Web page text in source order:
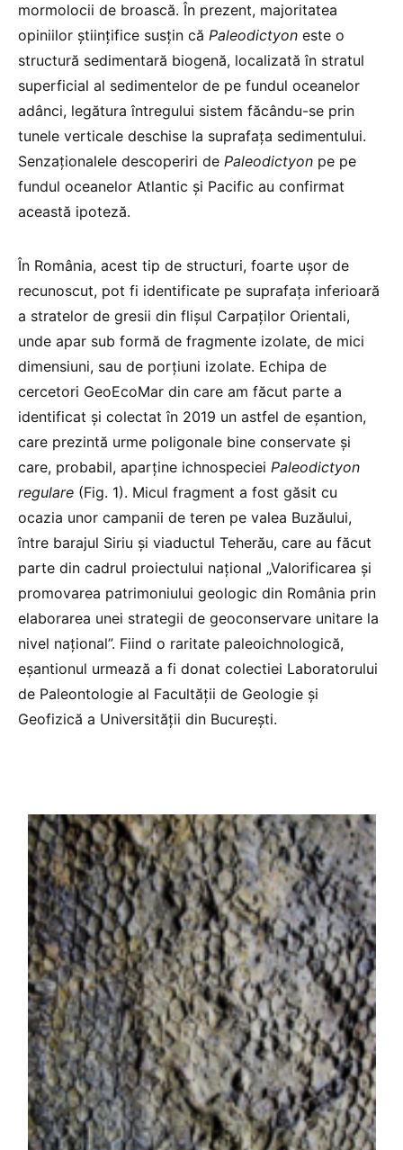
mormolocii de broască. În prezent, majoritatea
opiniilor științifice susțin că Paleodictyon este o
structură sedimentară biogenă, localizată în stratul
superficial al sedimentelor de pe fundul oceanelor
adânci, legătura întregului sistem făcându-se prin
tunele verticale deschise la suprafaţa sedimentului.
Senzaţionalele descoperiri de Paleodictyon pe pe
fundul oceanelor Atlantic şi Pacific au confirmat
această ipoteză.
În România, acest tip de structuri, foarte uşor de
recunoscut, pot fi identificate pe suprafaţa inferioară
a stratelor de gresii din flişul Carpaţilor Orientali,
unde apar sub formă de fragmente izolate, de mici
dimensiuni, sau de porţiuni izolate. Echipa de
cercetori GeoEcoMar din care am făcut parte a
identificat și colectat în 2019 un astfel de eşantion,
care prezintă urme poligonale bine conservate și
care, probabil, aparţine ichnospeciei Paleodictyon
regulare (Fig. 1). Micul fragment a fost găsit cu
ocazia unor campanii de teren pe valea Buzăului,
între barajul Siriu şi viaductul Teherău, care au făcut
parte din cadrul proiectului național „Valorificarea şi
promovarea patrimoniului geologic din România prin
elaborarea unei strategii de geoconservare unitare la
nivel național”. Fiind o raritate paleoichnologică,
eşantionul urmează a fi donat colectiei Laboratorului
de Paleontologie al Facultăţii de Geologie şi
Geofizică a Universităţii din Bucureşti.